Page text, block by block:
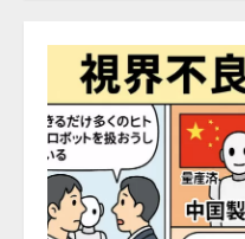
4
スAI
の業
開発
AI駆
「
務提